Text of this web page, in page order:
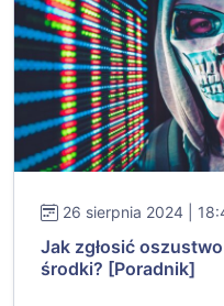
26 sierpnia 2024 |
Jak zgłosić
środki? [Poradnik]